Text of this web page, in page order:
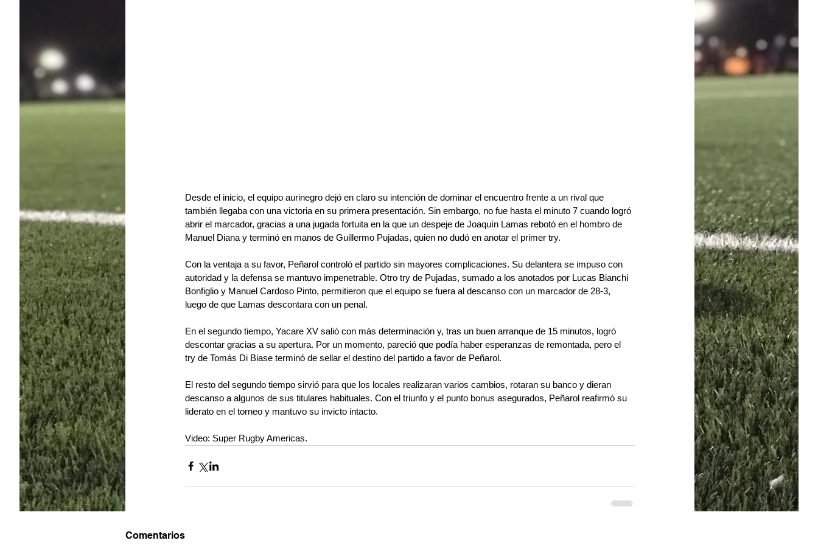
Desde el inicio, el equipo aurinegro dejó en claro su intención de dominar el encuentro frente a un rival que
también llegaba con una victoria en su primera presentación. Sin embargo, no fue hasta el minuto 7 cuando logró
abrir el marcador, gracias a una jugada fortuita en la que un despeje de Joaquín Lamas rebotó en el hombro de
Manuel Diana y terminó en manos de Guillermo Pujadas, quien no dudó en anotar el primer try.
Con la ventaja a su favor, Peñarol controló el partido sin mayores complicaciones. Su delantera se impuso con
autoridad y la defensa se mantuvo impenetrable. Otro try de Pujadas, sumado a los anotados por Lucas Bianchi
Bonfiglio y Manuel Cardoso Pinto, permitieron que el equipo se fuera al descanso con un marcador de 28-3,
luego de que Lamas descontara con un penal.
En el segundo tiempo, Yacare XV salió con más determinación y, tras un buen arranque de 15 minutos, logró
descontar gracias a su apertura. Por un momento, pareció que podía haber esperanzas de remontada, pero el
try de Tomás Di Biase terminó de sellar el destino del partido a favor de Peñarol.
El resto del segundo tiempo sirvió para que los locales realizaran varios cambios, rotaran su banco y dieran
descanso a algunos de sus titulares habituales. Con el triunfo y el punto bonus asegurados, Peñarol reafirmó su
liderato en el torneo y mantuvo su invicto intacto.
Video: Super Rugby Americas.
Comentarios